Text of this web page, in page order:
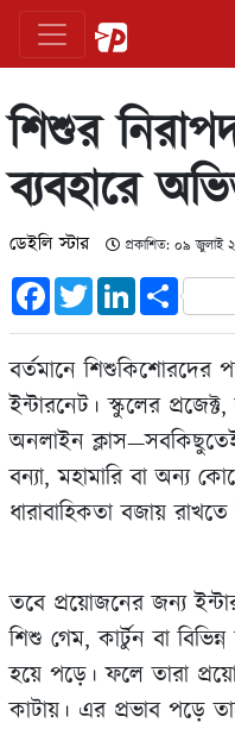
শিশুর
ব্যবহারে
ডেইলি স্টার প্রকাশিত: ০৯ জুলাই
FacebookTwitterLinkedInShare
বর্তমানে শিশুকিশোরদের
ইন্টারনেট। স্কুলের
অনলাইন
বন্যা, মহামারি বা অন্য
ধারাবাহিকতা বজায়
তবে প্রয়োজনের জন্য
শিশু গেম, কার্টুন বা
হয়ে পড়ে। ফলে তারা
কাটায়। এর প্রভাব পড়ে